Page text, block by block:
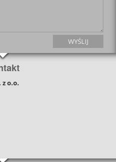
o.o.